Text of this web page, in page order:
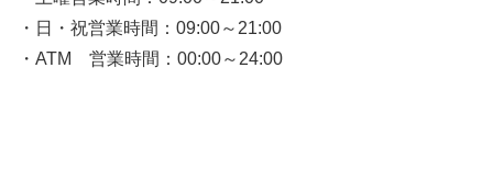
・日・祝営業時間：09:00～21:00
・ATM 営業時間：00:00～24:00